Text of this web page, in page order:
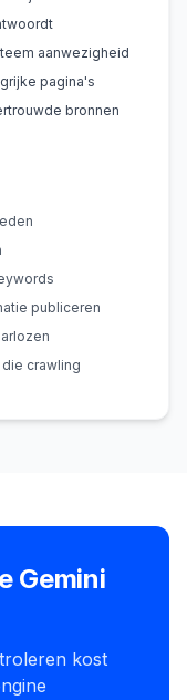
aanwezigheid
pagina's
bronnen
publiceren
crawling
Gemini
kost